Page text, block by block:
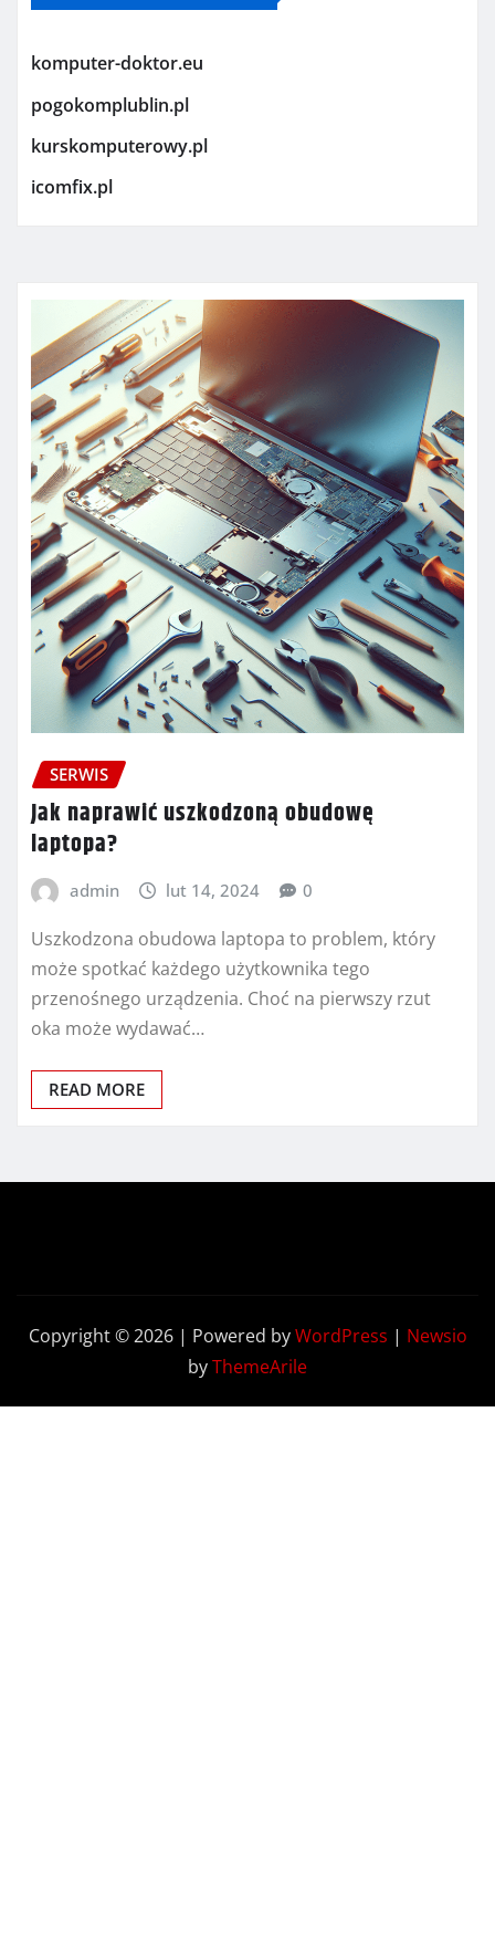
komputer-doktor.eu
pogokomplublin.pl
kurskomputerowy.pl
icomfix.pl
SERWIS
Jak naprawić uszkodzoną obudowę
laptopa?
admin lut 14, 2024 0
Uszkodzona obudowa laptopa to problem, który
może spotkać każdego użytkownika tego
przenośnego urządzenia. Choć na pierwszy rzut
oka może wydawać…
READ MORE
Copyright © 2026 | Powered byWordPress | Newsio
byThemeArile